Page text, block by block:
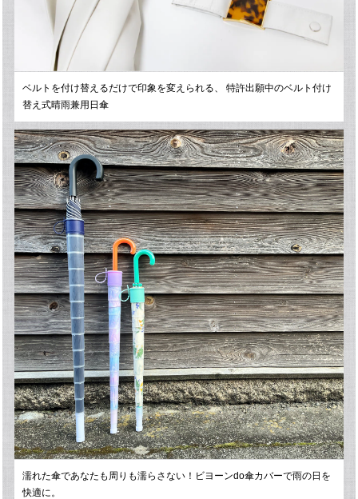
ベルトを付け替えるだけで印象を変えられる、 特許出願中のベルト付け
替え式晴雨兼用日傘
濡れた傘であなたも周りも濡らさない！ビヨーンdo傘カバーで雨の日を
快適に。